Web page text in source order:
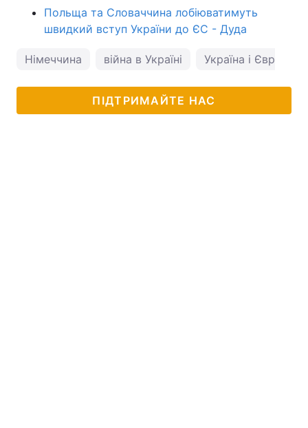
Польща та Словаччина лобіюватимуть
швидкий вступ України до ЄС - Дуда
Німеччина війна в Україні Україна і
ПІДТРИМАЙТЕ НАС